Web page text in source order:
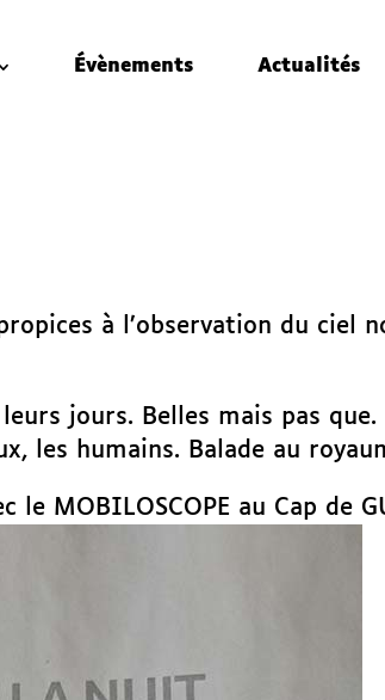
Évènements Actualités
à l’observation du ciel
jours. Belles mais pas que.
les humains. Balade au
MOBILOSCOPE au Cap de